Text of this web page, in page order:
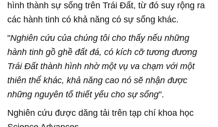
hình thành sự sống trên Trái Đất, từ đó suy rộng ra
các hành tinh có khả năng có sự sống khác.
"Nghiên cứu của chúng tôi cho thấy nếu những
hành tinh gồ ghề đất đá, có kích cỡ tương đương
Trái Đất thành hình nhờ một vụ va chạm với một
thiên thể khác, khả năng cao nó sẽ nhận được
những nguyên tố thiết yếu cho sự sống".
Nghiên cứu được dăng tải trên tạp chí khoa học